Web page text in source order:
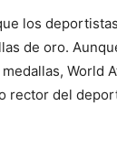
los
de oro.
World
rector del